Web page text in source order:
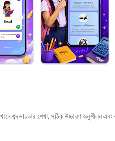
শব্দভাণ্ডার শেখা, সঠিক উচ্চারণ অনুশীলন